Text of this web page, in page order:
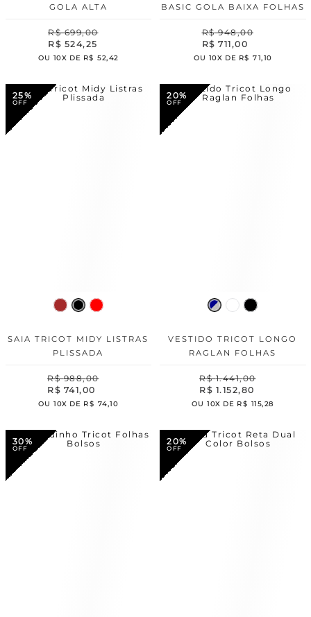
GOLA ALTA
R$ 699,00
R$ 524,25
OU 10X DE R$ 52,42
BASIC GOLA BAIXA FOLHAS
R$ 948,00
R$ 711,00
OU 10X DE R$ 71,10
25%
SAIA TRICOT MIDY LISTRAS
PLISSADA
R$ 988,00
R$ 741,00
OU10X DE R$ 74,10
20%
VESTIDO TRICOT LONGO
RAGLAN FOLHAS
R$ 1.441,00
R$ 1.152,80
OU 10X DE R$ 115,28
30% 20%